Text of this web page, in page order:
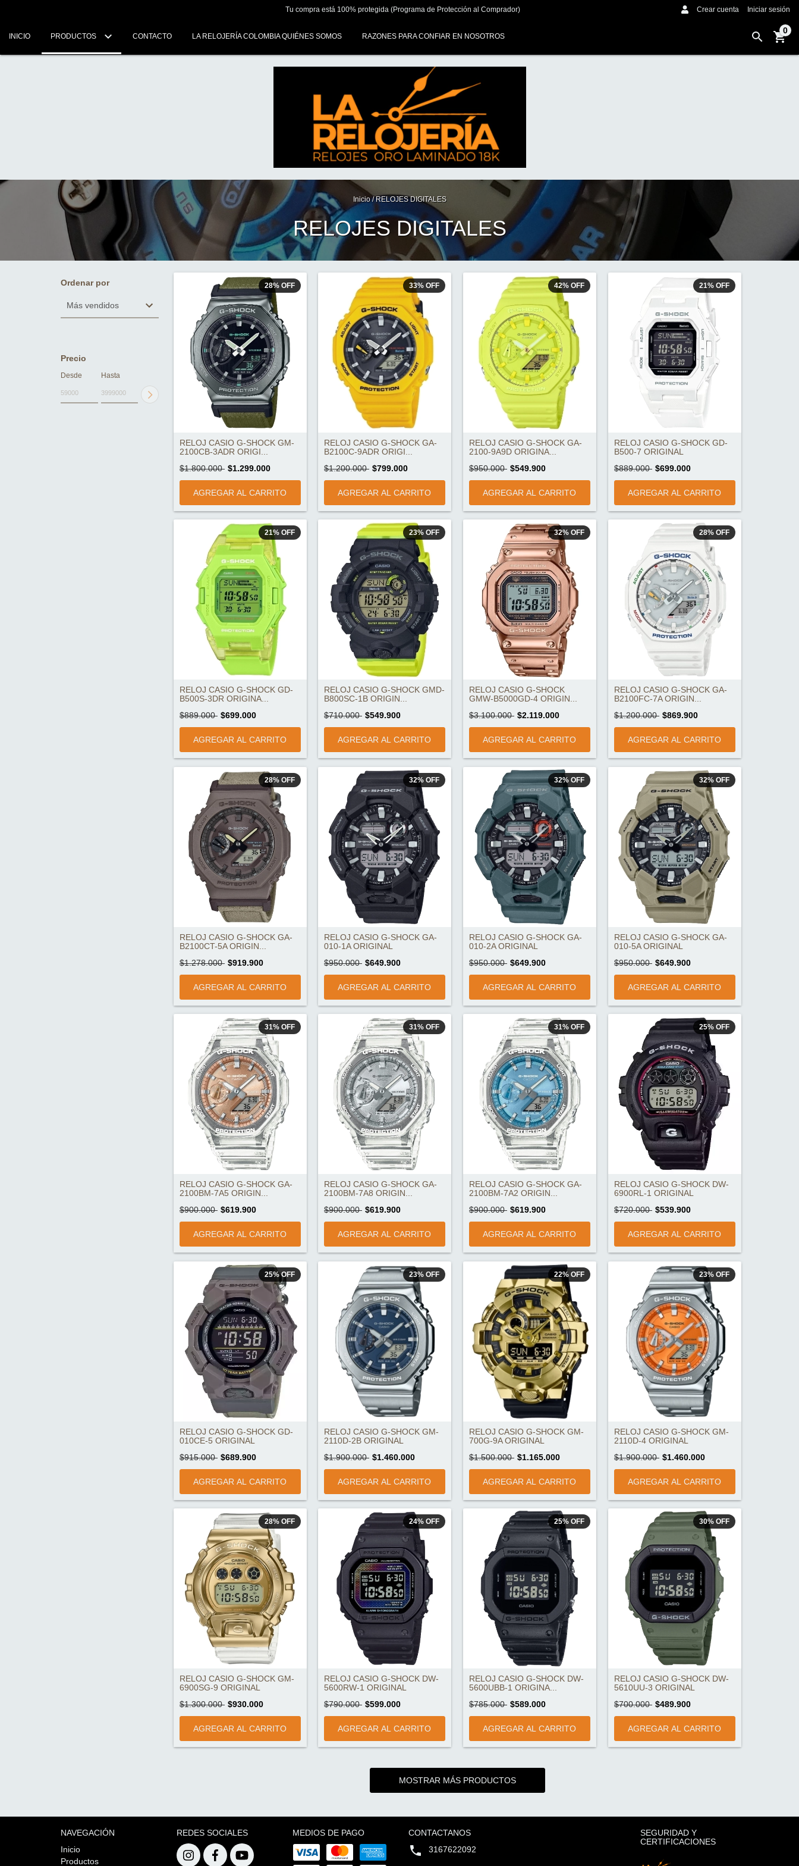
Tu compra está 100% protegida (Programa de Protección al Comprador) Crear cuenta Iniciar sesión
INICIO PRODUCTOS CONTACTO LA RELOJERÍA COLOMBIA QUIÉNES SOMOS RAZONES PARA CONFIAR EN NOSOTROS
0
Inicio / RELOJES DIGITALES
RELOJES DIGITALES
Ordenar por
Precio
Desde Hasta
28% OFF
RELOJ CASIO G-SHOCK GM-
2100CB-3ADR ORIGI...
$1.800.000 $1.299.000
33% OFF
RELOJ CASIO G-SHOCK GA-
B2100C-9ADR ORIGI...
$1.200.000 $799.000
42% OFF
RELOJ CASIO G-SHOCK GA-
2100-9A9D ORIGINA...
$950.000 $549.900
21% OFF
RELOJ CASIO G-SHOCK GD-
B500-7 ORIGINAL
$889.000 $699.000
21% OFF
RELOJ CASIO G-SHOCK GD-
B500S-3DR ORIGINA...
$889.000 $699.000
23% OFF
RELOJ CASIO G-SHOCK GMD-
B800SC-1B ORIGIN...
$710.000 $549.900
32% OFF
RELOJ CASIO G-SHOCK
GMW-B5000GD-4 ORIGIN...
$3.100.000 $2.119.000
28% OFF
RELOJ CASIO G-SHOCK GA-
B2100FC-7A ORIGIN...
$1.200.000 $869.900
28% OFF
RELOJ CASIO G-SHOCK GA-
B2100CT-5A ORIGIN...
$1.278.000 $919.900
32% OFF
RELOJ CASIO G-SHOCK GA-
010-1A ORIGINAL
$950.000 $649.900
32% OFF
RELOJ CASIO G-SHOCK GA-
010-2A ORIGINAL
$950.000 $649.900
32% OFF
RELOJ CASIO G-SHOCK GA-
010-5A ORIGINAL
$950.000 $649.900
31% OFF
RELOJ CASIO G-SHOCK GA-
2100BM-7A5 ORIGIN...
$900.000 $619.900
31% OFF
RELOJ CASIO G-SHOCK GA-
2100BM-7A8 ORIGIN...
$900.000 $619.900
31% OFF
RELOJ CASIO G-SHOCK GA-
2100BM-7A2 ORIGIN...
$900.000 $619.900
25% OFF
RELOJ CASIO G-SHOCK DW-
6900RL-1 ORIGINAL
$720.000 $539.900
25%OFF
RELOJ CASIO G-SHOCK GD-
010CE-5 ORIGINAL
$915.000 $689.900
23% OFF
RELOJ CASIO G-SHOCK GM-
2110D-2B ORIGINAL
$1.900.000 $1.460.000
22% OFF
RELOJ CASIO G-SHOCK GM-
700G-9A ORIGINAL
$1.500.000 $1.165.000
23% OFF
RELOJ CASIO G-SHOCK GM-
2110D-4 ORIGINAL
$1.900.000 $1.460.000
28% OFF
RELOJ CASIO G-SHOCK GM-
6900SG-9 ORIGINAL
$1.300.000 $930.000
24% OFF
RELOJ CASIO G-SHOCK DW-
5600RW-1 ORIGINAL
$790.000 $599.000
25% OFF
RELOJ CASIO G-SHOCK DW-
5600UBB-1 ORIGINA...
$785.000 $589.000
30% OFF
RELOJ CASIO G-SHOCK DW-
5610UU-3 ORIGINAL
$700.000 $489.900
MOSTRAR MÁS PRODUCTOS
NAVEGACIÓN
Inicio
Productos
REDES SOCIALES MEDIOS DE PAGO
CONTACTANOS
3167622092
SEGURIDAD Y
CERTIFICACIONES